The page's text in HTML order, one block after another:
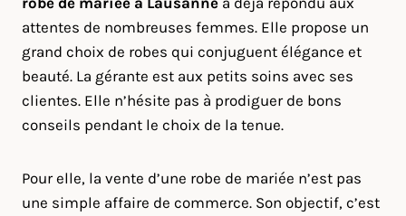
attentes de nombreuses femmes. Elle propose un
grand choix de robes qui conjuguent élégance et
beauté. La gérante est aux petits soins avec ses
clientes. Elle n’hésite pas à prodiguer de bons
conseils pendant le choix de la tenue.
Pour elle, la vente d’une robe de mariée n’est pas
une simple affaire de commerce. Son objectif, c’est